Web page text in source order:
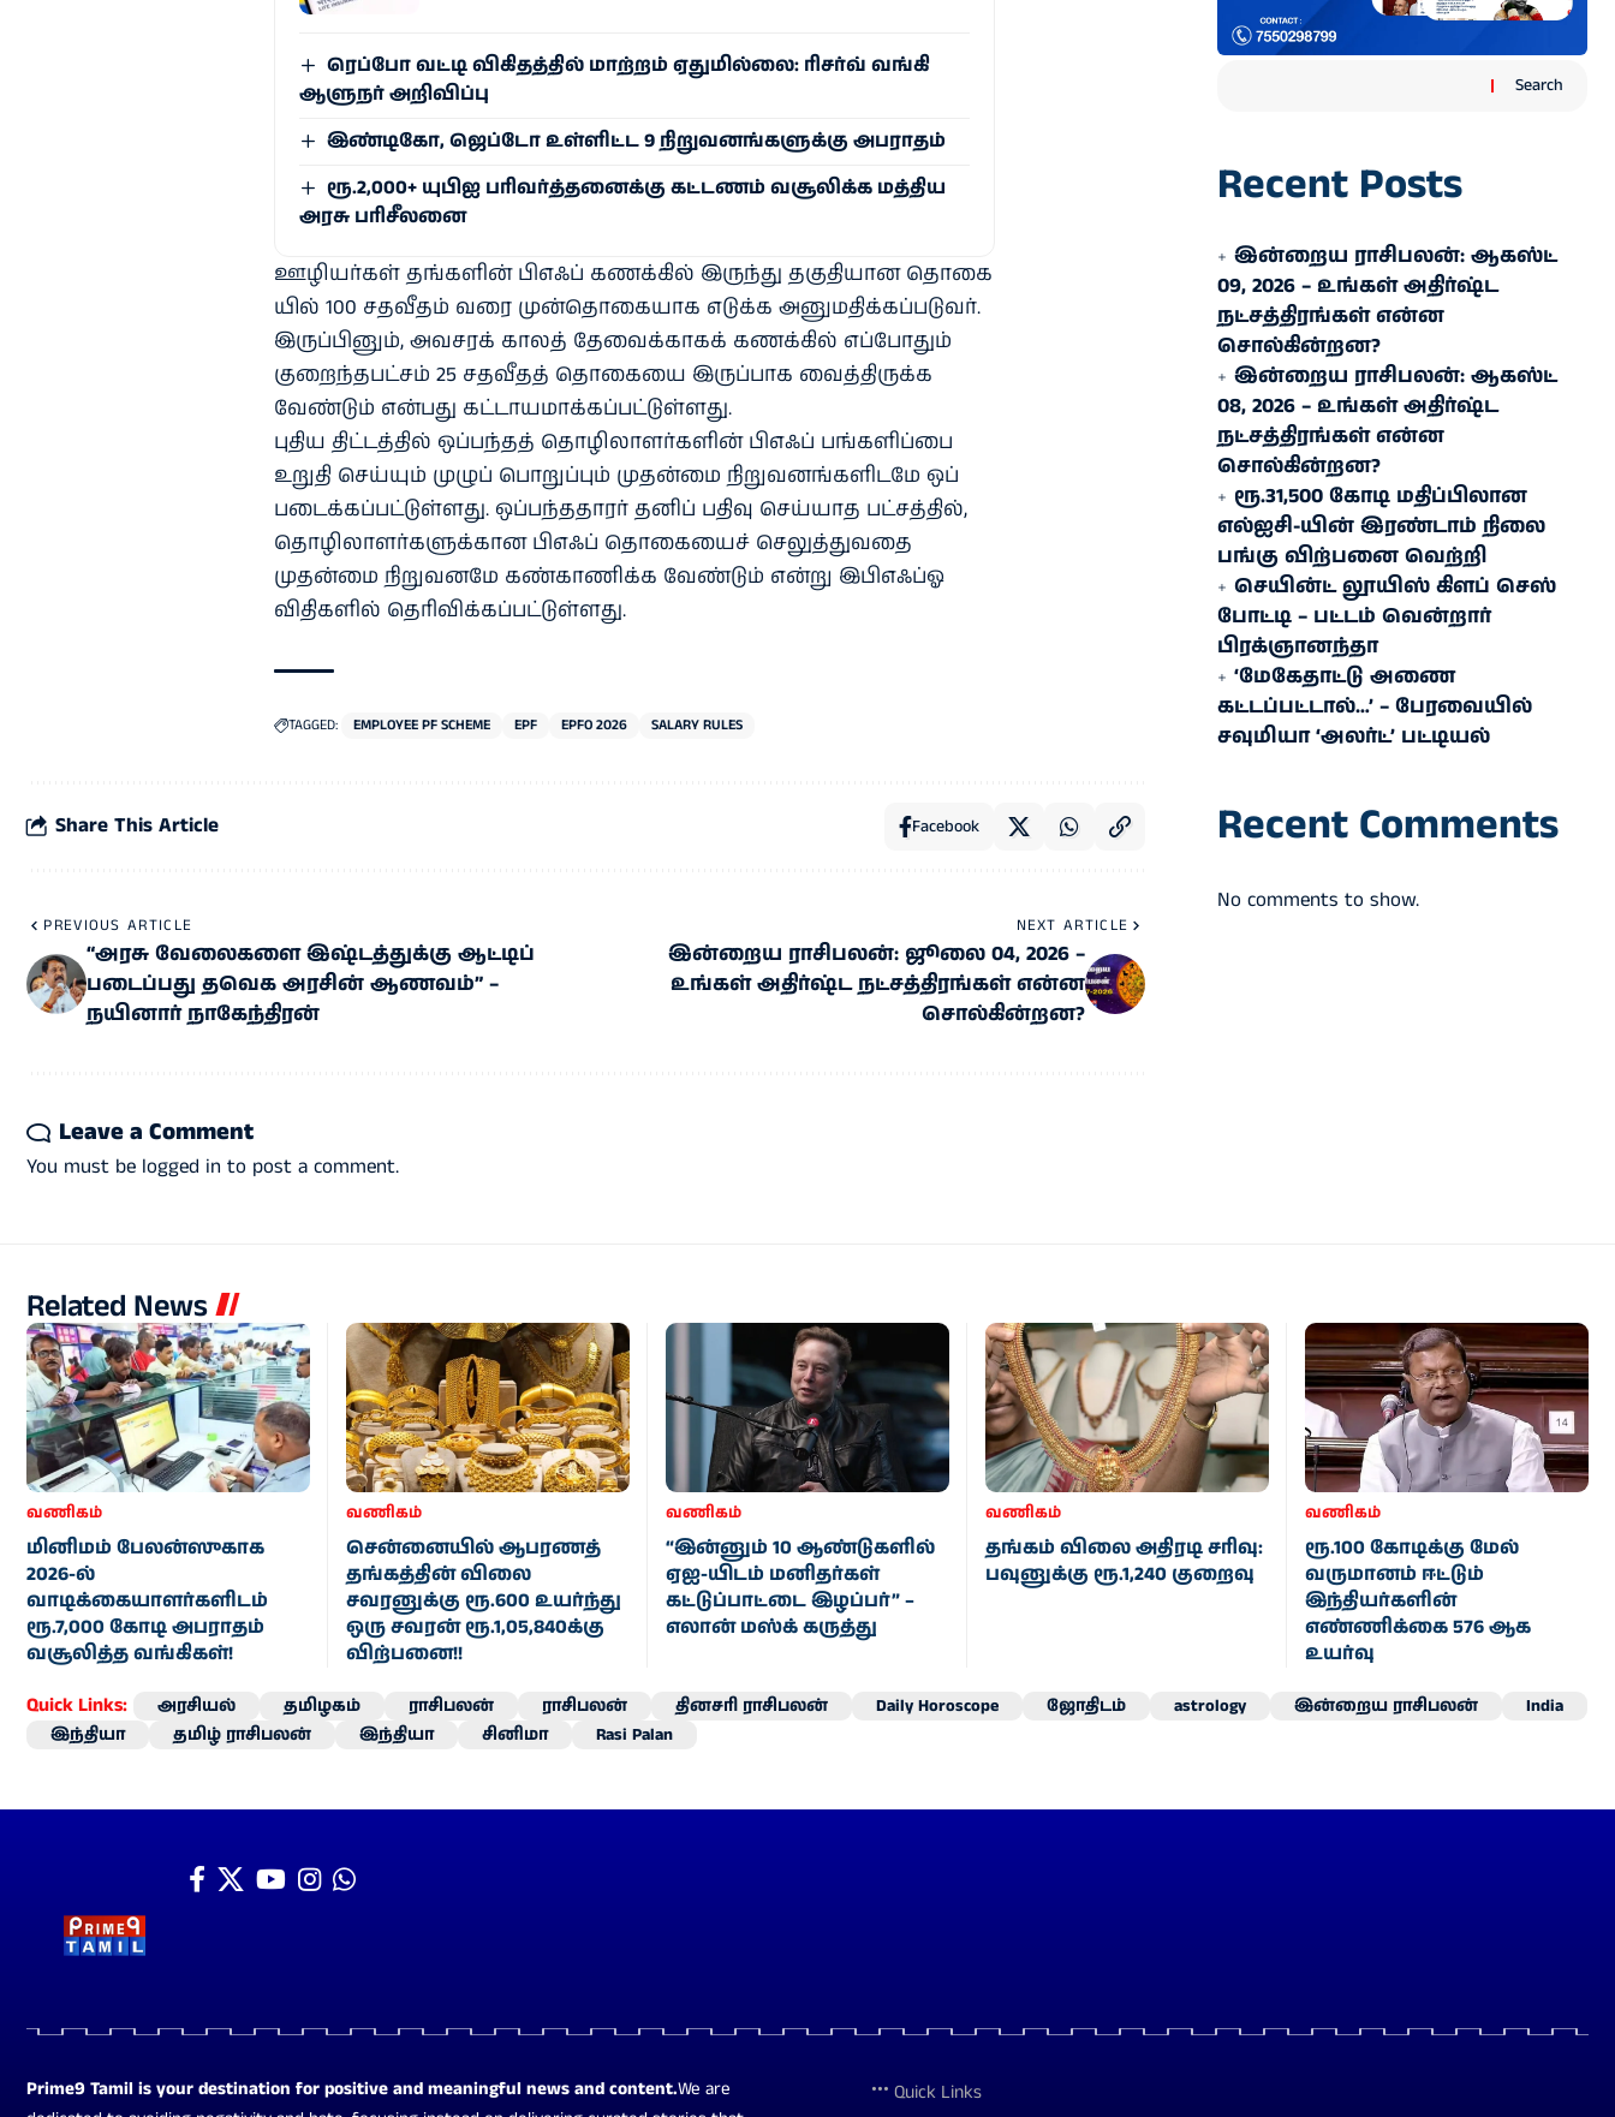
ரெப்போ வட்டி விகிதத்தில் மாற்றம் ஏதுமில்லை: ரிசர்வ் வங்கி
ஆளுநர் அறிவிப்பு
இண்டிகோ, ஜெப்டோ உள்ளிட்ட 9 நிறுவனங்களுக்கு அபராதம்
ரூ.2,000+ யுபிஐ பரிவர்த்தனைக்கு கட்டணம் வசூலிக்க மத்திய
அரசு பரிசீலனை
ஊழியர்​கள் தங்​களின் பிஎஃப் கணக்​கில் இருந்து தகு​தி​யான தொகை​
யில் 100 சதவீதம் வரை முன்​தொகை​யாக எடுக்க அனு​ம​திக்​கப்​படு​வர்.
இருப்​பினும், அவசரக் காலத் தேவைக்​காகக் கணக்​கில் எப்​போதும்
குறைந்​த​பட்​சம் 25 சதவீதத் தொகையை இருப்​பாக வைத்​திருக்க
வேண்​டும் என்​பது கட்​டாய​மாக்​கப்​பட்​டுள்​ளது.
புதிய திட்​டத்​தில் ஒப்​பந்​தத் தொழிலா​ளர்​களின் பிஎஃப் பங்​களிப்பை
உறுதி செய்​யும் முழுப் பொறுப்​பும் முதன்மை நிறு​வனங்​களிடமே ஒப்​
படைக்​கப்​பட்​டுள்​ளது. ஒப்​பந்​த​தா​ரர் தனிப் பதிவு செய்​யாத பட்​சத்​தில்,
தொழிலா​ளர்​களுக்​கான பிஎஃப் தொகை​யைச் செலுத்​து​வதை
முதன்மை நிறு​வனமே கண்​காணிக்க வேண்​டும் என்று இபிஎஃப்ஓ
விதிகளில் தெரிவிக்கப்பட்டுள்ளது.
TAGGED: EMPLOYEE PF SCHEME EPF EPFO 2026 SALARY RULES
Share This Article Facebook
PREVIOUS ARTICLE
“அரசு வேலைகளை இஷ்டத்துக்கு ஆட்டிப்
படைப்பது தவெக அரசின் ஆணவம்” –
நயினார் நாகேந்திரன்
NEXT ARTICLE
இன்றைய ராசிபலன்: ஜூலை 04, 2026 –
உங்கள் அதிர்ஷ்ட நட்சத்திரங்கள் என்ன
சொல்கின்றன?
Leave a Comment
You must be logged in to post a comment.
Search
Recent Posts
இன்றைய ராசிபலன்: ஆகஸ்ட்
09, 2026 – உங்கள் அதிர்ஷ்ட
நட்சத்திரங்கள் என்ன
சொல்கின்றன?
இன்றைய ராசிபலன்: ஆகஸ்ட்
08, 2026 – உங்கள் அதிர்ஷ்ட
நட்சத்திரங்கள் என்ன
சொல்கின்றன?
ரூ.31,500 கோடி மதிப்பிலான
எல்ஐசி-​யின் இரண்​டாம் நிலை
பங்கு விற்பனை வெற்றி
செயின்ட் லூயிஸ் கிளப் செஸ்
போட்டி – பட்டம் வென்றார்
பிரக்ஞானந்தா
‘மேகேதாட்டு அணை
கட்டப்பட்டால்…’ – பேரவையில்
சவுமியா ‘அலர்ட்’ பட்டியல்
Recent Comments
No comments to show.
Related News
வணிகம்
மினிமம் பேலன்ஸுகாக
2026-ல்
வாடிக்கையாளர்களிடம்
ரூ.7,000 கோடி அபராதம்
வசூலித்த வங்கிகள்!
வணிகம்
சென்னையில் ஆபரணத்
தங்கத்தின் விலை
சவரனுக்கு ரூ.600 உயர்ந்து
ஒரு சவரன் ரூ.1,05,840க்கு
விற்பனை!!
வணிகம்
“இன்னும் 10 ஆண்டுகளில்
ஏஐ-யிடம் மனிதர்கள்
கட்டுப்பாட்டை இழப்பர்” –
எலான் மஸ்க் கருத்து
வணிகம்
தங்கம் விலை அதிரடி சரிவு:
பவுனுக்கு ரூ.1,240 குறைவு
வணிகம்
ரூ.100 கோடிக்கு மேல்
வருமானம் ஈட்டும்
இந்தியர்களின்
எண்ணிக்கை 576 ஆக
உயர்வு
Quick Links:
அரசியல் தமிழகம் ராசிபலன் ராசிபலன் தினசரி ராசிபலன் Daily Horoscope ஜோதிடம் astrology இன்றைய ராசிபலன்
India
இந்தியா
தமிழ் ராசிபலன் இந்தியா சினிமா Rasi Palan
Prime9 Tamil is your destination for positive and meaningful news and content.We are
Quick Links